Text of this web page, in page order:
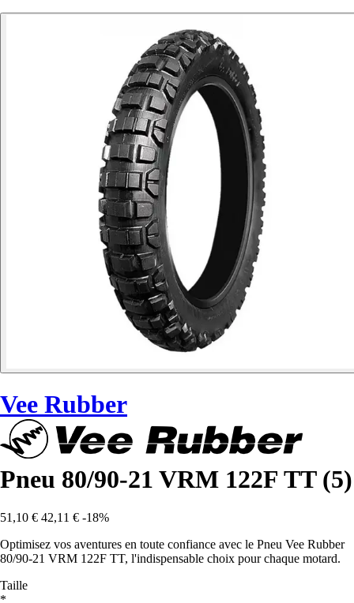
Vee Rubber
Pneu 80/90-21 VRM 122F TT (5)
51,10 € 42,11 € -18%
Optimisez vos aventures en toute confiance avec le Pneu Vee Rubber
80/90-21 VRM 122F TT, l'indispensable choix pour chaque motard.
Taille
*